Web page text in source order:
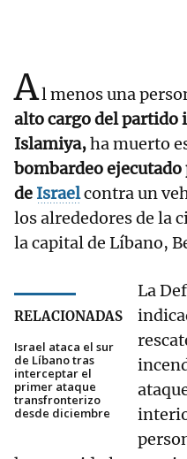
Al menos una
alto cargo del partido
Islamiya,ha muerto
bombardeo
de Israelcontra un
los alrededores de la
la capital de Líbano,
RELACIONADAS
Israel ataca el sur
de Líbano tras
interceptar el
primer ataque
transfronterizo
desde diciembre
La